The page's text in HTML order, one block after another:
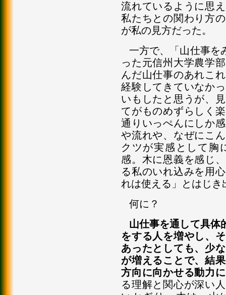
流れているように思
私たちとの関わり方
が私の見方だった。
一方で、「山仕事を
った元信州大学農学
んだ山仕事のあれこ
経験してきていなか
いもしたと思うが、
てがものめずらしく
通りいっぺんにしか
や流れや、なぜにこ
クツが実感として胸
感。木に恩義を感じ
る私のいれ込みを用
れは使える」とはじき
何に？
山仕事を通して具体
をする人を増やし、
あったとしても、少
が増えることで、結
方向に向かせる動力
る理解と関心が深い